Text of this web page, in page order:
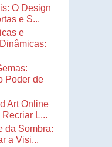
O Design
e S...
e
Poder de
Art Online
L...
da Sombra:
a Visi...